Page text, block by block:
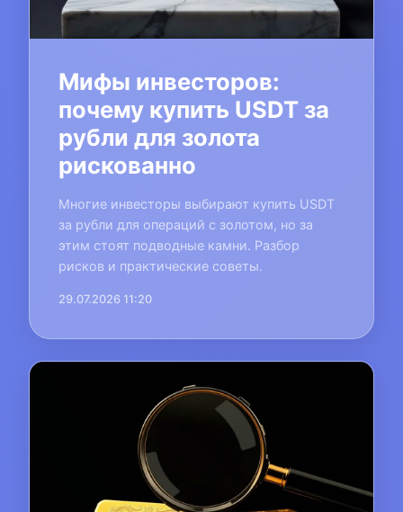
Мифы инвесторов:
почему купить USDT за
рубли для золота
рискованно
Многие инвесторы выбирают купить USDT
за рубли для операций с золотом, но за
этим стоят подводные камни. Разбор
рисков и практические советы.
29.07.2026 11:20